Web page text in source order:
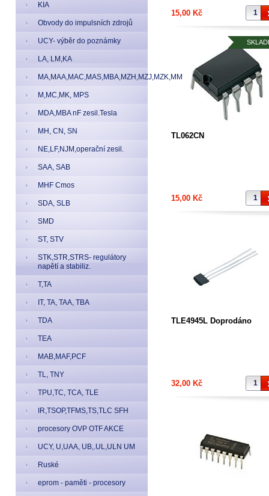
KIA
Obvody do impulsních zdrojů
UCY- výběr do poznámky
LA, LM,KA
MA,MAA,MAC,MAS,MBA,MZH,MZJ,MZK,MM
M,MC,MK, MPS
MDA,MBA nF zesil.Tesla
MH, CN, SN
NE,LF,NJM,operační zesil.
SAA, SAB
MHF Cmos
SDA, SLB
SMD
ST, STV
STK,STR,STRS- regulátory
napětí a stabiliz.
T,TA
IT, TA, TAA, TBA
TDA
TEA
MAB,MAF,PCF
TL, TNY
TPU,TC, TCA, TLE
IR,TSOP,TFMS,TS,TLC SFH
procesory OVP OTF AKCE
UCY, U,UAA, UB,.UL,ULN UM
Ruské
eprom - paměti - procesory
15,00 Kč
TL062CN
15,00 Kč
TLE4945L Doprodáno
32,00 Kč